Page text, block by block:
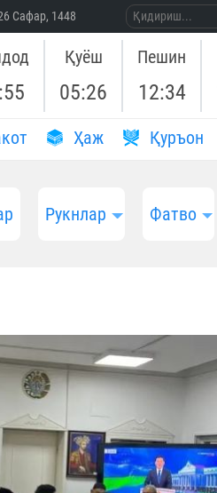
Сафар, 1448
Қуёш
05:26
Пешин
12:34
Ҳаж Қуръон
Рукнлар Фатво